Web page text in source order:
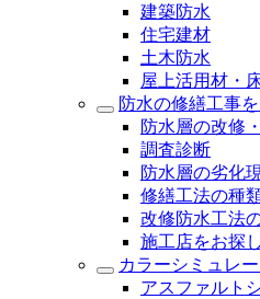
建築防水
住宅建材
土木防水
屋上活用材・
防水の修繕工事
防水層の改修
調査診断
防水層の劣化
修繕工法の種
改修防水工法
施工店をお探
カラーシミュレ
アスファルト